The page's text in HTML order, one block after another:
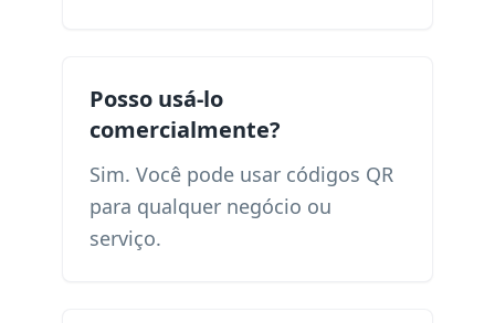
Posso usá-lo
comercialmente?
Sim. Você pode usar códigos QR
para qualquer negócio ou
serviço.